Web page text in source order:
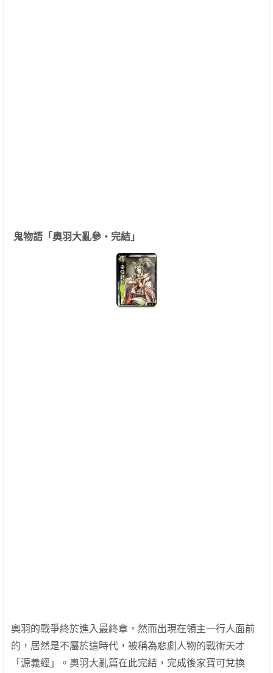
鬼物語「奧羽大亂參‧完結」
奧羽的戰爭終於進入最終章，然而出現在領主一行人面前
的，居然是不屬於這時代，被稱為悲劇人物的戰術天才
「源義經」。奧羽大亂篇在此完結，完成後家寶可兌換